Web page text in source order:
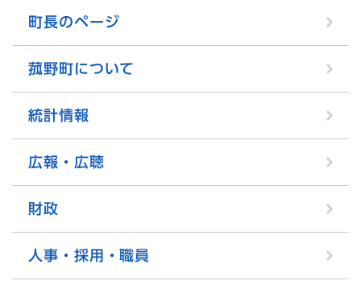
町長のページ
菰野町について
統計情報
広報・広聴
財政
人事・採用・職員